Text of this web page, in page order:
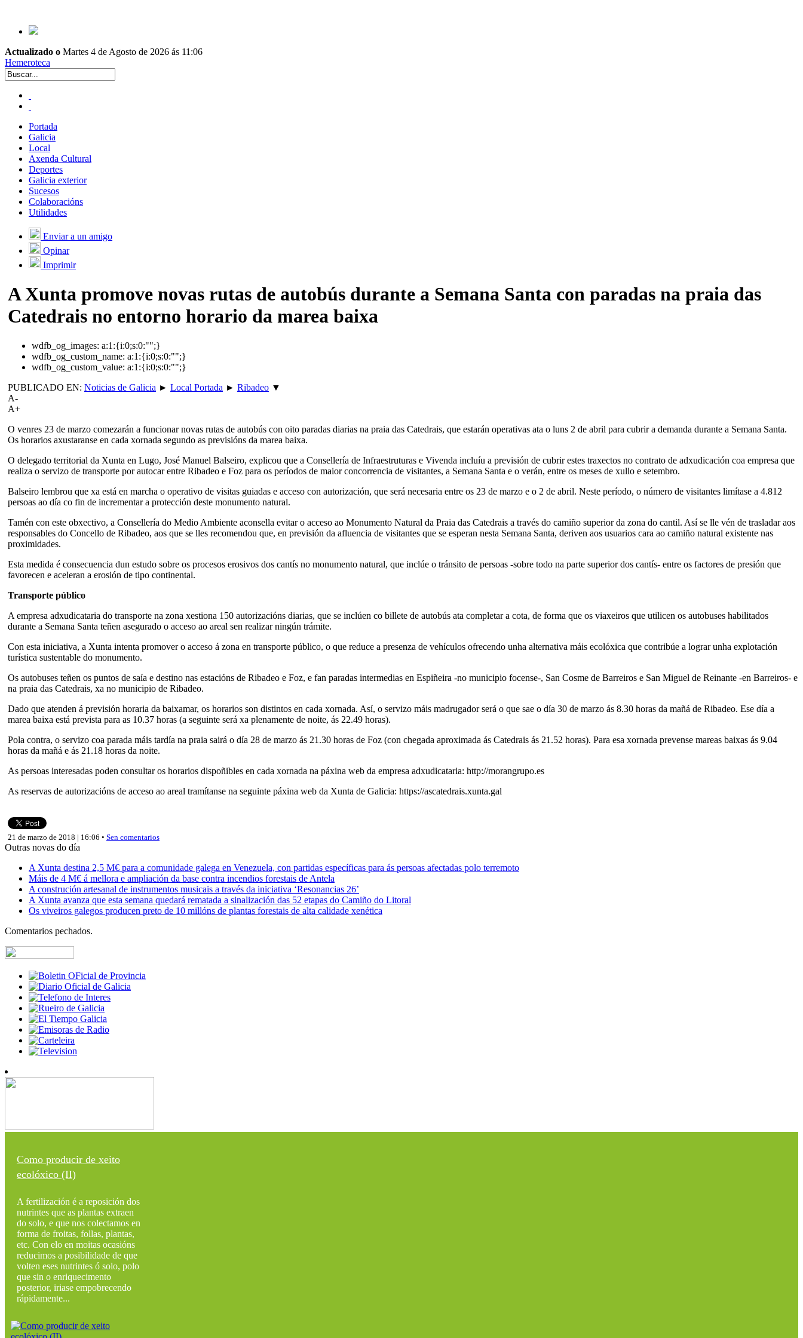
Actualizado o Martes 4 de Agosto de 2026 ás 11:06
Hemeroteca
Portada
Galicia
Local
Axenda Cultural
Deportes
Galicia exterior
Sucesos
Colaboracións
Utilidades
Enviar a un amigo
Opinar
Imprimir
A Xunta promove novas rutas de autobús durante a Semana Santa con paradas na praia das
Catedrais no entorno horario da marea baixa
wdfb_og_images: a:1:{i:0;s:0:"";}
wdfb_og_custom_name: a:1:{i:0;s:0:"";}
wdfb_og_custom_value: a:1:{i:0;s:0:"";}
PUBLICADO EN: Noticias de Galicia ► Local Portada ► Ribadeo ▼
A-
A+
O venres 23 de marzo comezarán a funcionar novas rutas de autobús con oito paradas diarias na praia das Catedrais, que estarán operativas ata o luns 2 de abril para cubrir a demanda durante a Semana Santa.
Os horarios axustaranse en cada xornada segundo as previsións da marea baixa.
O delegado territorial da Xunta en Lugo, José Manuel Balseiro, explicou que a Consellería de Infraestruturas e Vivenda incluíu a previsión de cubrir estes traxectos no contrato de adxudicación coa empresa que
realiza o servizo de transporte por autocar entre Ribadeo e Foz para os períodos de maior concorrencia de visitantes, a Semana Santa e o verán, entre os meses de xullo e setembro.
Balseiro lembrou que xa está en marcha o operativo de visitas guiadas e acceso con autorización, que será necesaria entre os 23 de marzo e o 2 de abril. Neste período, o número de visitantes limítase a 4.812
persoas ao día co fin de incrementar a protección deste monumento natural.
Tamén con este obxectivo, a Consellería do Medio Ambiente aconsella evitar o acceso ao Monumento Natural da Praia das Catedrais a través do camiño superior da zona do cantil. Así se lle vén de trasladar aos
responsables do Concello de Ribadeo, aos que se lles recomendou que, en previsión da afluencia de visitantes que se esperan nesta Semana Santa, deriven aos usuarios cara ao camiño natural existente nas
proximidades.
Esta medida é consecuencia dun estudo sobre os procesos erosivos dos cantís no monumento natural, que inclúe o tránsito de persoas -sobre todo na parte superior dos cantís- entre os factores de presión que
favorecen e aceleran a erosión de tipo continental.
Transporte público
A empresa adxudicataria do transporte na zona xestiona 150 autorizacións diarias, que se inclúen co billete de autobús ata completar a cota, de forma que os viaxeiros que utilicen os autobuses habilitados
durante a Semana Santa teñen asegurado o acceso ao areal sen realizar ningún trámite.
Con esta iniciativa, a Xunta intenta promover o acceso á zona en transporte público, o que reduce a presenza de vehículos ofrecendo unha alternativa máis ecolóxica que contribúe a lograr unha explotación
turística sustentable do monumento.
Os autobuses teñen os puntos de saía e destino nas estacións de Ribadeo e Foz, e fan paradas intermedias en Espiñeira -no municipio focense-, San Cosme de Barreiros e San Miguel de Reinante -en Barreiros- e
na praia das Catedrais, xa no municipio de Ribadeo.
Dado que atenden á previsión horaria da baixamar, os horarios son distintos en cada xornada. Así, o servizo máis madrugador será o que sae o día 30 de marzo ás 8.30 horas da mañá de Ribadeo. Ese día a
marea baixa está prevista para as 10.37 horas (a seguinte será xa plenamente de noite, ás 22.49 horas).
Pola contra, o servizo coa parada máis tardía na praia sairá o día 28 de marzo ás 21.30 horas de Foz (con chegada aproximada ás Catedrais ás 21.52 horas). Para esa xornada prevense mareas baixas ás 9.04
horas da mañá e ás 21.18 horas da noite.
As persoas interesadas poden consultar os horarios dispoñibles en cada xornada na páxina web da empresa adxudicataria: http://morangrupo.es
As reservas de autorizacións de acceso ao areal tramítanse na seguinte páxina web da Xunta de Galicia: https://ascatedrais.xunta.gal
21 de marzo de 2018 | 16:06 • Sen comentarios
Outras novas do día
A Xunta destina 2,5 M€ para a comunidade galega en Venezuela, con partidas específicas para ás persoas afectadas polo terremoto
Máis de 4 M€ á mellora e ampliación da base contra incendios forestais de Antela
A construción artesanal de instrumentos musicais a través da iniciativa ‘Resonancias 26’
A Xunta avanza que esta semana quedará rematada a sinalización das 52 etapas do Camiño do Litoral
Os viveiros galegos producen preto de 10 millóns de plantas forestais de alta calidade xenética
Comentarios pechados.
Como producir de xeito
ecolóxico (II)
A fertilización é a reposición dos
nutrintes que as plantas extraen
do solo, e que nos colectamos en
forma de froitas, follas, plantas,
etc. Con elo en moitas ocasións
reducimos a posibilidade de que
volten eses nutrintes ó solo, polo
que sin o enriquecimento
posterior, iriase empobrecendo
rápidamente...